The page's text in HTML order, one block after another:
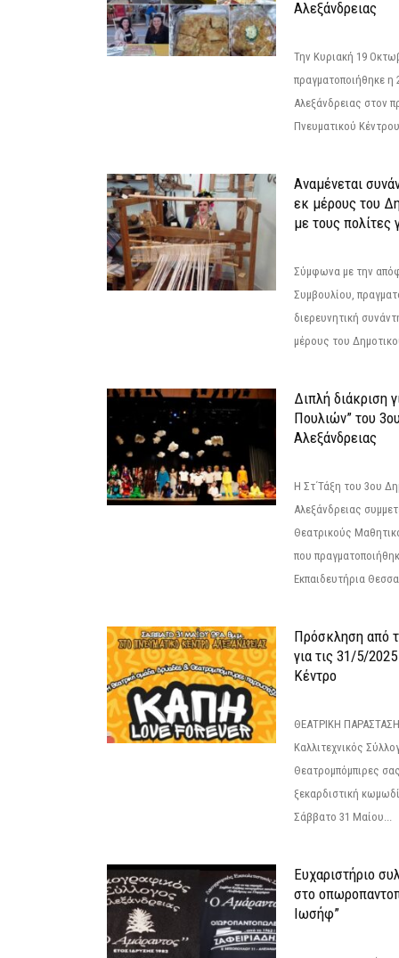
Αλεξάνδρειας
Την Κυριακή 19
πραγματοποιήθηκε η
Αλεξάνδρειας στον
Πνευματικού
Αναμένεται
εκ μέρους του
με τους πολίτες
Σύμφωνα με την
Συμβουλίου,
διερευνητική
μέρους του
Διπλή διάκριση
Πουλιών” του
Αλεξάνδρειας
Η Στ΄Τάξη του 3ου
Αλεξάνδρειας
Θεατρικούς
που
Εκπαιδευτήρια
Πρόσκληση από
για τις 31/5/
Κέντρο
ΘΕΑΤΡΙΚΗ ΠΑΡΑΣΤΑΣΗ
Καλλιτεχνικός
Θεατρομπόμπιρες
ξεκαρδιστική
Σάββατο 31 Μαίου...
Ευχαριστήριο
στο
Ιωσήφ”